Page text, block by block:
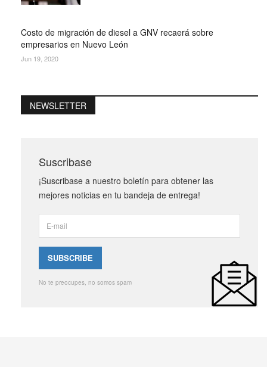
Costo de migración de diesel a GNV recaerá sobre
empresarios en Nuevo León
Jun 19, 2020
NEWSLETTER
Suscribase
¡Suscribase a nuestro boletín para obtener las
mejores noticias en tu bandeja de entrega!
No te preocupes, no somos spam